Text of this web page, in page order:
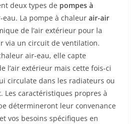
deux types de pompes à
La pompe à chaleur air-air
de l’air extérieur pour la
via un circuit de ventilation.
air-eau, elle capte
l’air extérieur mais cette fois-ci
circulate dans les radiateurs ou
Les caractéristiques propres à
détermineront leur convenance
vos besoins spécifiques en